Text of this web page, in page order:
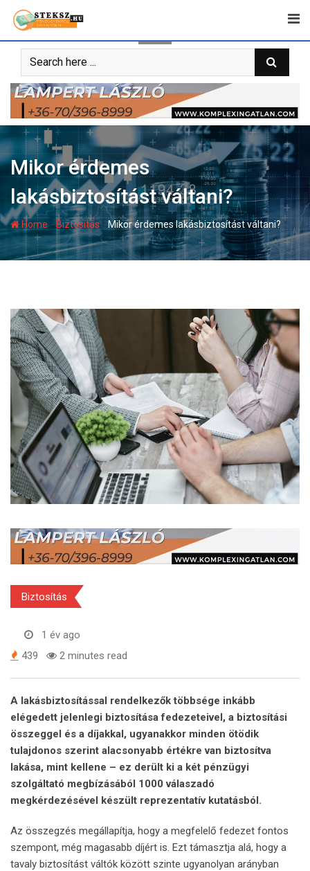
content
Mikor érdemes
lakásbiztosítást váltani?
Home -Biztosítás- Mikor érdemes lakásbiztosítást váltani?
Biztosítás
1 év ago
439
2 minutes read
A lakásbiztosítással rendelkezők többsége inkább
elégedett jelenlegi biztosítása fedezeteivel, a biztosítási
összeggel és a díjakkal, ugyanakkor minden ötödik
tulajdonos szerint alacsonyabb értékre van biztosítva
lakása, mint kellene – ez derült ki a két pénzügyi
szolgáltató megbízásából 1000 válaszadó
megkérdezésével készült reprezentatív kutatásból.
Az összegzés megállapítja, hogy a megfelelő fedezet fontos
szempont, még magasabb díjért is. Ezt támasztja alá, hogy a
tavaly biztosítást váltók között szinte ugyanolyan arányban